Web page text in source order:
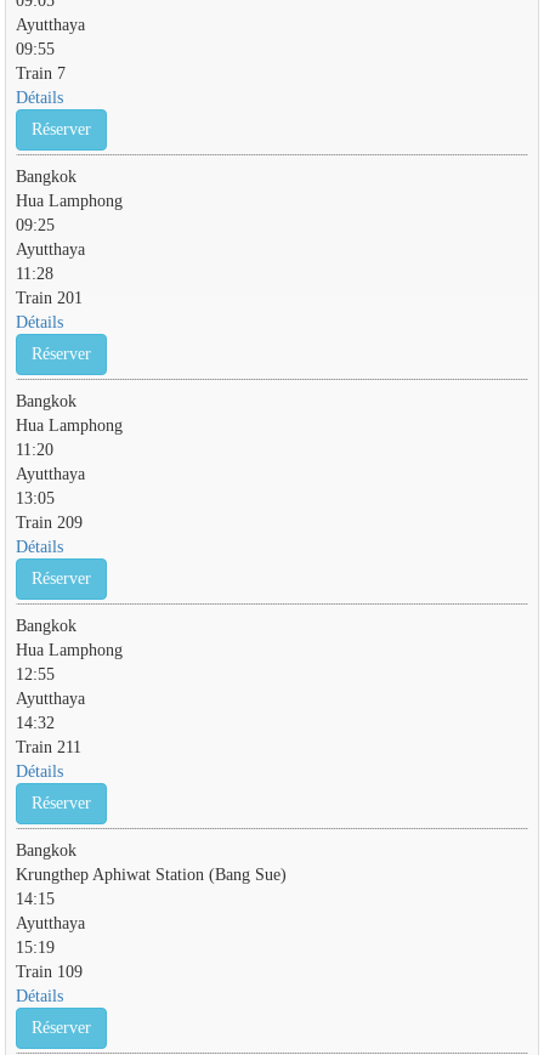
Ayutthaya
09:55
Train 7
Détails
Réserver
Bangkok
Hua Lamphong
09:25
Ayutthaya
11:28
Train 201
Détails
Réserver
Bangkok
Hua Lamphong
11:20
Ayutthaya
13:05
Train 209
Détails
Réserver
Bangkok
Hua Lamphong
12:55
Ayutthaya
14:32
Train 211
Détails
Réserver
Bangkok
Krungthep Aphiwat Station (Bang Sue)
14:15
Ayutthaya
15:19
Train 109
Détails
Réserver